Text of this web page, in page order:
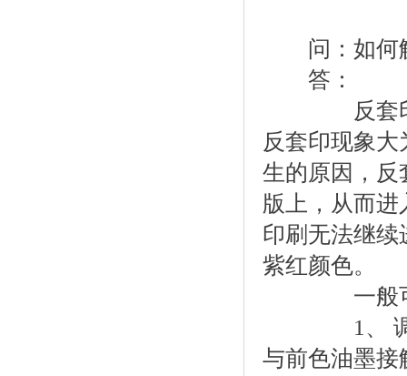
问：如何解
答：
反套印主
反套印现象
生的原因，反
版上，从而
印刷无法继续
紫红颜色。
一般可以
1、 调整
与前色油墨接